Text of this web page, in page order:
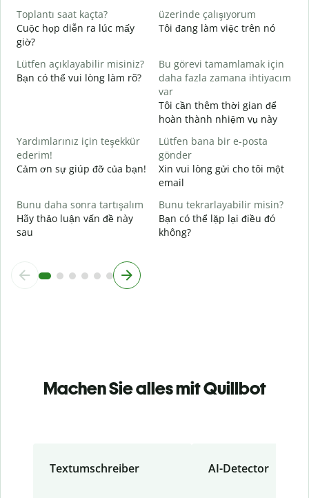
Toplantı saat kaçta?
Cuộc họp diễn ra lúc mấy
giờ?
üzerinde çalışıyorum
Tôi đang làm việc trên nó
Lütfen açıklayabilir misiniz?
Bạn có thể vui lòng làm rõ?
Bu görevi tamamlamak için
daha fazla zamana ihtiyacım
var
Tôi cần thêm thời gian để
hoàn thành nhiệm vụ này
Yardımlarınız için teşekkür
ederim!
Cảm ơn sự giúp đỡ của bạn!
Lütfen bana bir e-posta
gönder
Xin vui lòng gửi cho tôi một
email
Bunu daha sonra tartışalım
Hãy thảo luận vấn đề này
sau
Bunu tekrarlayabilir misin?
Bạn có thể lặp lại điều đó
không?
Machen Sie alles mit Quillbot
Textumschreiber AI-Detector